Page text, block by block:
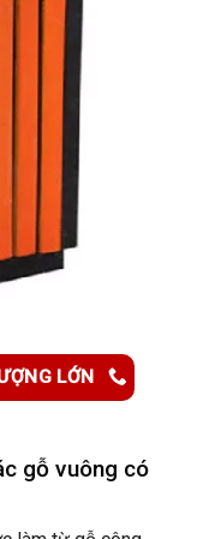
LỚN
gỗ vuông có